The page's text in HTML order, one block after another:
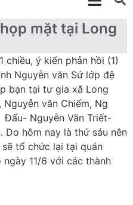
mặt tại Long
chiều, ý kiến phản hồi (1)
Nguyễn văn Sứ lớp đệ
bạn tại tư gia xã Long
văn Chiếm, Ng
Đấu- Nguyễn Văn Triết-
Do hôm nay là thứ sáu nên
tổ chức lại tại quán
11/6 với các thành